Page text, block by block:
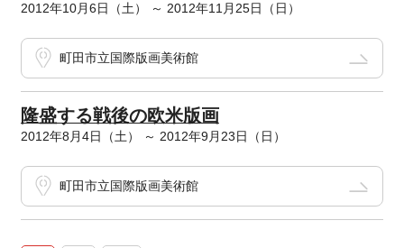
2012年10月6日（土） ～ 2012年11月25日（日）
町田市立国際版画美術館
隆盛する戦後の欧米版画
2012年8月4日（土） ～ 2012年9月23日（日）
町田市立国際版画美術館